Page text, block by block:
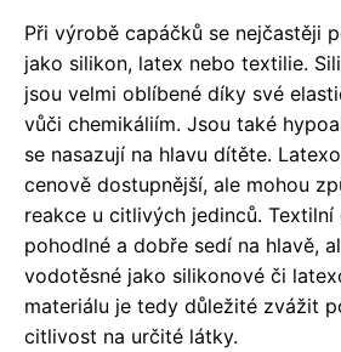
Při výrobě capáčků se nejčastěji
jako silikon, latex nebo textilie.
jsou velmi oblíbené díky své
vůči chemikáliím. Jsou také
se nasazují na hlavu dítěte.
cenově dostupnější, ale mohou
reakce u citlivých jedinců. Textilní
pohodlné a dobře sedí na hlavě,
vodotěsné jako silikonové či
materiálu je tedy důležité zvážit
citlivost na určité látky.